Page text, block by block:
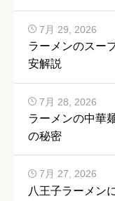
ラーメンのスー
安解説
7月 29, 2026
ラーメンの中華
の秘密
7月 28, 2026
八王子ラーメン
7月 27, 2026